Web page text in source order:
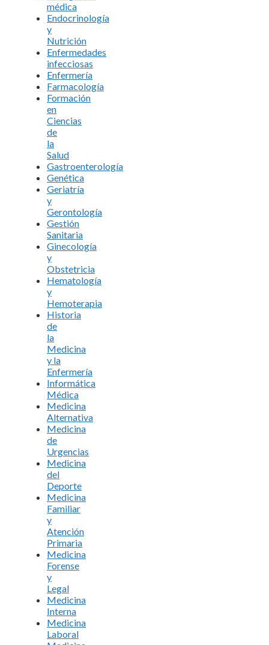
médica
Endocrinología
y
Nutrición
Enfermedades
infecciosas
Enfermería
Farmacología
Formación
en
Ciencias
de
la
Salud
Gastroenterología
Genética
Geriatría
y
Gerontología
Gestión
Sanitaria
Ginecología
y
Obstetricia
Hematología
y
Hemoterapia
Historia
de
la
Medicina
y la
Enfermería
Informática
Médica
Medicina
Alternativa
Medicina
de
Urgencias
Medicina
del
Deporte
Medicina
Familiar
y
Atención
Primaria
Medicina
Forense
y
Legal
Medicina
Interna
Medicina
Laboral